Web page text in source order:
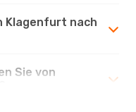
Klagenfurt nach
Sie von